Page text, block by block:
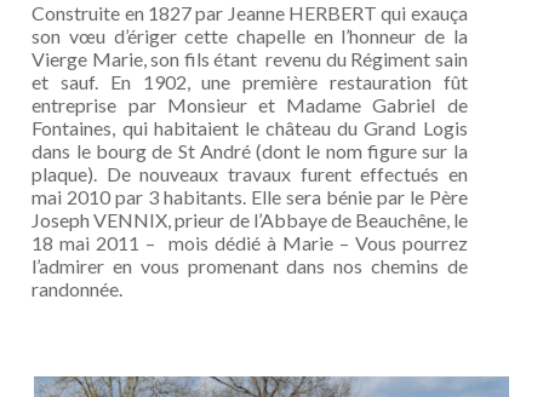
Construite en 1827 par Jeanne HERBERT qui exauça
son vœu d’ériger cette chapelle en l’honneur de la
Vierge Marie, son fils étant revenu du Régiment sain
et sauf. En 1902, une première restauration fût
entreprise par Monsieur et Madame Gabriel de
Fontaines, qui habitaient le château du Grand Logis
dans le bourg de St André (dont le nom figure sur la
plaque). De nouveaux travaux furent effectués en
mai 2010 par 3 habitants. Elle sera bénie par le Père
Joseph VENNIX, prieur de l’Abbaye de Beauchêne, le
18 mai 2011 – mois dédié à Marie – Vous pourrez
l’admirer en vous promenant dans nos chemins de
randonnée.